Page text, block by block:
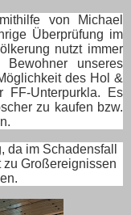
von Michael
Überprüfung im
nutzt immer
unseres
des Hol &
FF-Unterpurkla. Es
zu kaufen bzw.
im Schadensfall
Großereignissen